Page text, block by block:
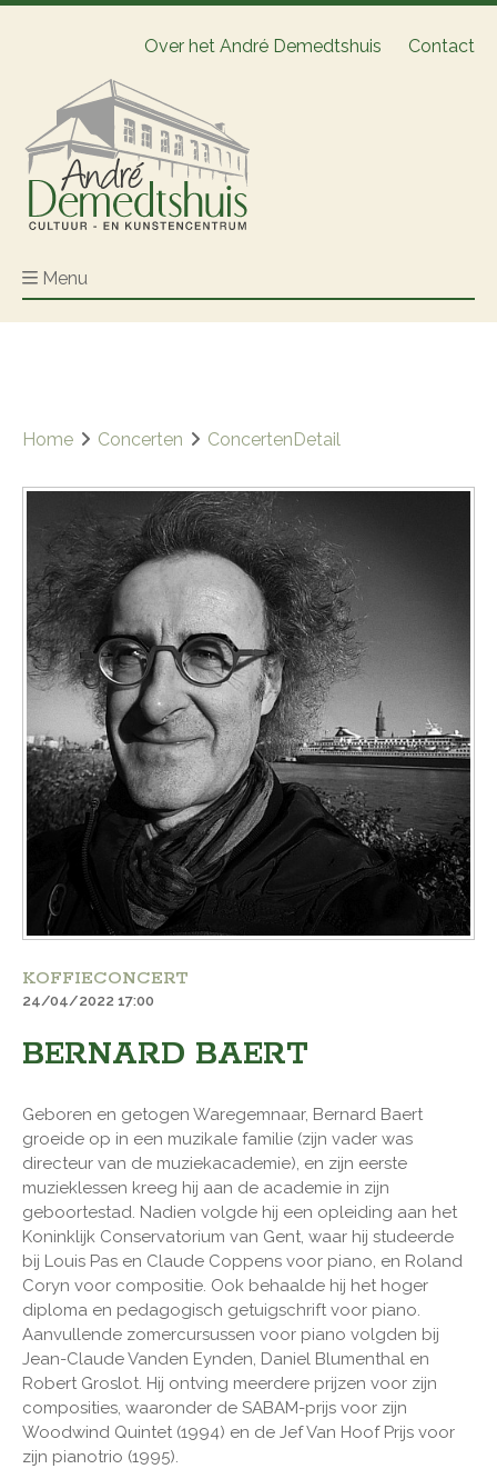
Over het André Demedtshuis Contact
Menu
Home Concerten ConcertenDetail
KOFFIECONCERT
24/04/2022 17:00
BERNARD BAERT
Geboren en getogen Waregemnaar, Bernard Baert
groeide op in een muzikale familie (zijn vader was
directeur van de muziekacademie), en zijn eerste
muzieklessen kreeg hij aan de academie in zijn
geboortestad. Nadien volgde hij een opleiding aan het
Koninklijk Conservatorium van Gent, waar hij studeerde
bij Louis Pas en Claude Coppens voor piano, en Roland
Coryn voor compositie. Ook behaalde hij het hoger
diploma en pedagogisch getuigschrift voor piano.
Aanvullende zomercursussen voor piano volgden bij
Jean-Claude Vanden Eynden, Daniel Blumenthal en
Robert Groslot. Hij ontving meerdere prijzen voor zijn
composities, waaronder de SABAM-prijs voor zijn
Woodwind Quintet (1994) en de Jef Van Hoof Prijs voor
zijn pianotrio (1995).